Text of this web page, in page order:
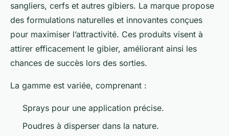
sangliers, cerfs et autres gibiers. La marque propose
des formulations naturelles et innovantes conçues
pour maximiser l’attractivité. Ces produits visent à
attirer efficacement le gibier, améliorant ainsi les
chances de succès lors des sorties.
La gamme est variée, comprenant :
Sprays pour une application précise.
Poudres à disperser dans la nature.